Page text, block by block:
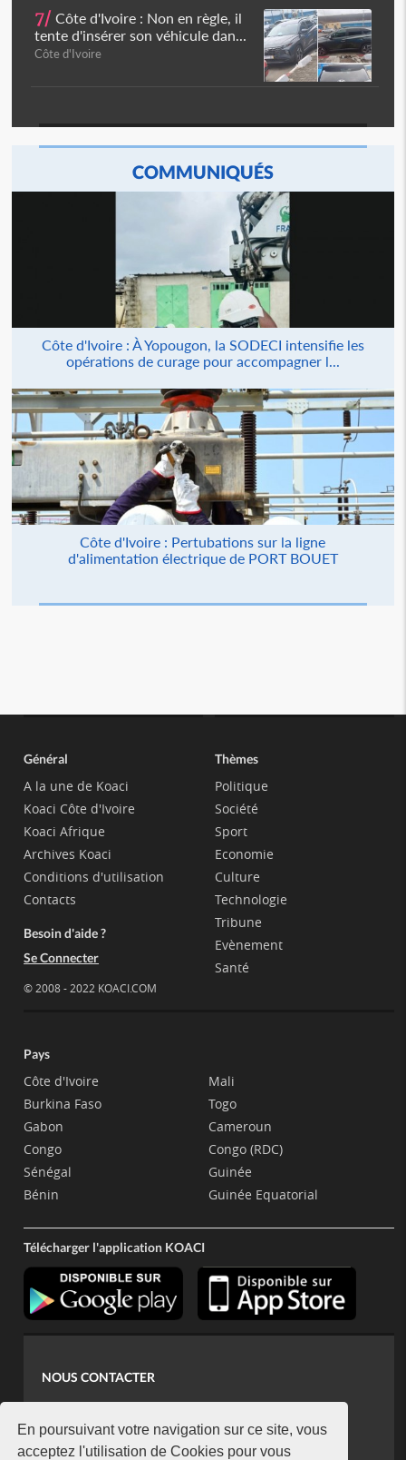
En poursuivant votre navigation sur ce site, vous
acceptez l'utilisation de Cookies pour vous
7/ Côte d'Ivoire : Non en règle, il
tente d'insérer son véhicule dan...
Côte d'Ivoire
COMMUNIQUÉS
Côte d'Ivoire : À Yopougon, la SODECI intensifie les
opérations de curage pour accompagner l...
Côte d'Ivoire : Pertubations sur la ligne
d'alimentation électrique de PORT BOUET
Général
A la une de Koaci
Koaci Côte d'Ivoire
Koaci Afrique
Archives Koaci
Conditions d'utilisation
Contacts
Besoin d'aide ?
Se Connecter
© 2008 - 2022 KOACI.COM
Thèmes
Politique
Société
Sport
Economie
Culture
Technologie
Tribune
Evènement
Santé
Pays
Côte d'Ivoire
Burkina Faso
Gabon
Congo
Sénégal
Bénin
Mali
Togo
Cameroun
Congo (RDC)
Guinée
Guinée Equatorial
Télécharger l'application KOACI
NOUS CONTACTER
koaci@yahoo.fr